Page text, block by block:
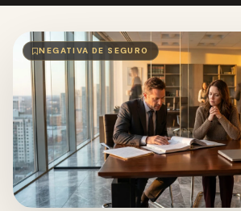
NEGATIVA DE SEGURO